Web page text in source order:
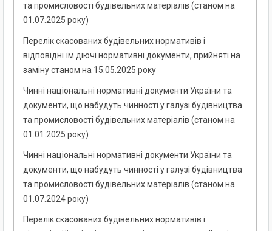
та промисловості будівельних матеріалів (станом на
01.07.2025 року)
Перелік скасованих будівельних нормативів і
відповідні їм діючі нормативні документи, прийняті на
заміну станом на 15.05.2025 року
Чинні національні нормативні документи України та
документи, що набудуть чинності у галузі будівництва
та промисловості будівельних матеріалів (станом на
01.01.2025 року)
Чинні національні нормативні документи України та
документи, що набудуть чинності у галузі будівництва
та промисловості будівельних матеріалів (станом на
01.07.2024 року)
Перелік скасованих будівельних нормативів і